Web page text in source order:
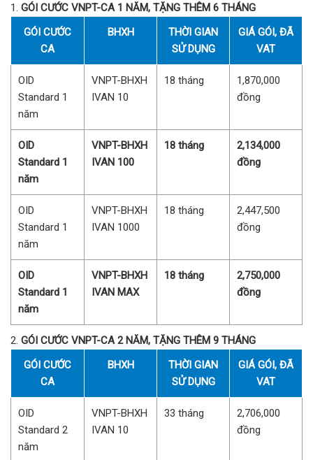
GÓI CƯỚC VNPT-CA 1 NĂM, TẶNG THÊM 6 THÁNG
GÓI CƯỚC
CA
BHXH
THỜI GIAN
SỬ DỤNG
GIÁ GÓI, ĐÃ
VAT
OID
Standard 1
năm
VNPT-BHXH
IVAN 10
18 tháng
1,870,000
đồng
OID
Standard 1
năm
VNPT-BHXH
IVAN 100
18 tháng
2,134,000
đồng
OID
Standard 1
năm
VNPT-BHXH
IVAN 1000
18 tháng
2,447,500
đồng
OID
Standard 1
năm
VNPT-BHXH
IVAN MAX
18 tháng
2,750,000
đồng
GÓI CƯỚC VNPT-CA 2 NĂM, TẶNG THÊM 9 THÁNG
GÓI CƯỚC
CA
BHXH
THỜI GIAN
SỬ DỤNG
GIÁ GÓI, ĐÃ
VAT
OID
Standard 2
năm
VNPT-BHXH
IVAN 10
33 tháng
2,706,000
đồng